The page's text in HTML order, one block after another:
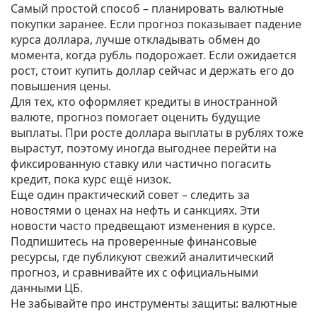
Самый простой способ – планировать валютные
покупки заранее. Если прогноз показывает падение
курса доллара, лучше откладывать обмен до
момента, когда рубль подорожает. Если ожидается
рост, стоит купить доллар сейчас и держать его до
повышения цены.
Для тех, кто оформляет кредиты в иностранной
валюте, прогноз помогает оценить будущие
выплаты. При росте доллара выплаты в рублях тоже
вырастут, поэтому иногда выгоднее перейти на
фиксированную ставку или частично погасить
кредит, пока курс ещё низок.
Еще один практический совет – следить за
новостями о ценах на нефть и санкциях. Эти
новости часто предвещают изменения в курсе.
Подпишитесь на проверенные финансовые
ресурсы, где публикуют свежий аналитический
прогноз, и сравнивайте их с официальными
данными ЦБ.
Не забывайте про инструменты защиты: валютные